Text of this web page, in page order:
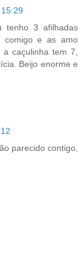
tenho 3 afilhadas
comigo e as amo
caçulinha tem 7,
Beijo enorme e
parecido contigo,